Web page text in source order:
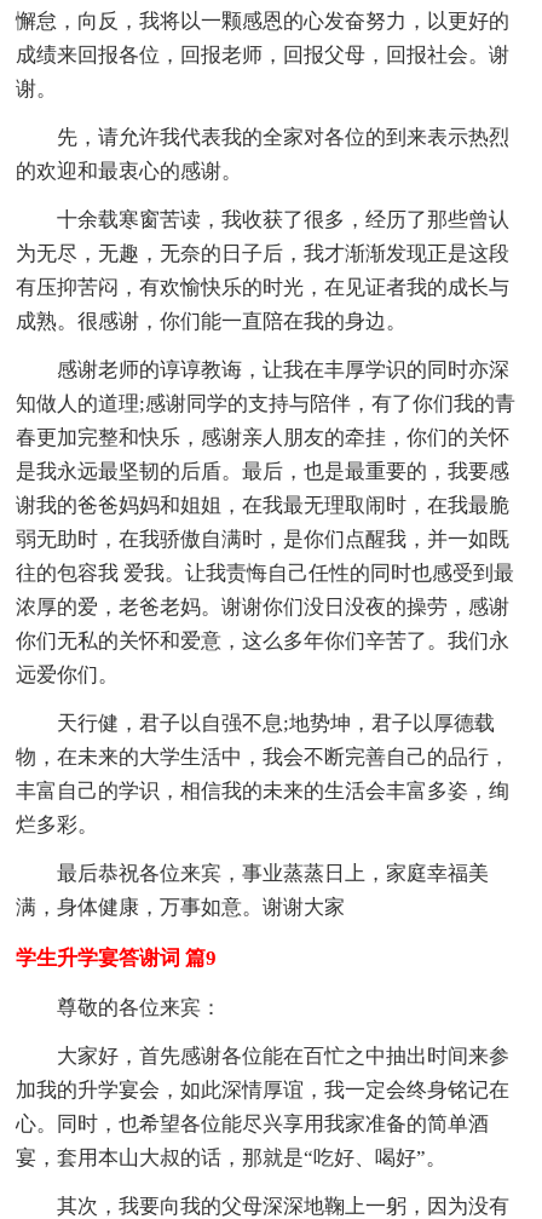
懈怠，向反，我将以一颗感恩的心发奋努力，以更好的
成绩来回报各位，回报老师，回报父母，回报社会。谢
谢。
先，请允许我代表我的全家对各位的到来表示热烈
的欢迎和最衷心的感谢。
十余载寒窗苦读，我收获了很多，经历了那些曾认
为无尽，无趣，无奈的日子后，我才渐渐发现正是这段
有压抑苦闷，有欢愉快乐的时光，在见证者我的成长与
成熟。很感谢，你们能一直陪在我的身边。
感谢老师的谆谆教诲，让我在丰厚学识的同时亦深
知做人的道理;感谢同学的支持与陪伴，有了你们我的青
春更加完整和快乐，感谢亲人朋友的牵挂，你们的关怀
是我永远最坚韧的后盾。最后，也是最重要的，我要感
谢我的爸爸妈妈和姐姐，在我最无理取闹时，在我最脆
弱无助时，在我骄傲自满时，是你们点醒我，并一如既
往的包容我 爱我。让我责悔自己任性的同时也感受到最
浓厚的爱，老爸老妈。谢谢你们没日没夜的操劳，感谢
你们无私的关怀和爱意，这么多年你们辛苦了。我们永
远爱你们。
天行健，君子以自强不息;地势坤，君子以厚德载
物，在未来的大学生活中，我会不断完善自己的品行，
丰富自己的学识，相信我的未来的生活会丰富多姿，绚
烂多彩。
最后恭祝各位来宾，事业蒸蒸日上，家庭幸福美
满，身体健康，万事如意。谢谢大家
学生升学宴答谢词 篇9
尊敬的各位来宾：
大家好，首先感谢各位能在百忙之中抽出时间来参
加我的升学宴会，如此深情厚谊，我一定会终身铭记在
心。同时，也希望各位能尽兴享用我家准备的简单酒
宴，套用本山大叔的话，那就是“吃好、喝好”。
其次，我要向我的父母深深地鞠上一躬，因为没有